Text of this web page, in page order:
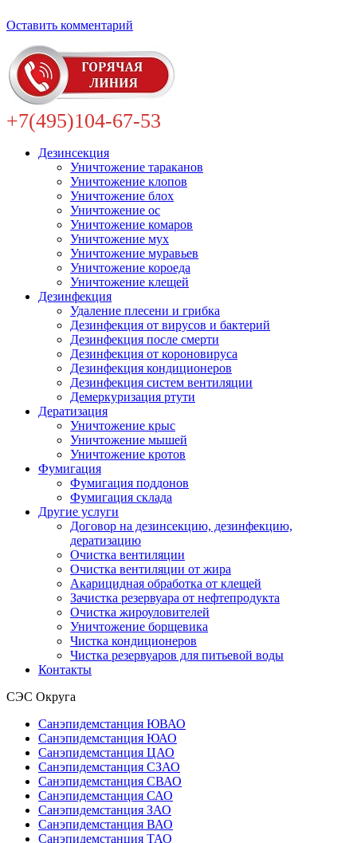
Оставить комментарий
+7(495)104-67-53
Дезинсекция
Уничтожение тараканов
Уничтожение клопов
Уничтожение блох
Уничтожение ос
Уничтожение комаров
Уничтожение мух
Уничтожение муравьев
Уничтожение короеда
Уничтожение клещей
Дезинфекция
Удаление плесени и грибка
Дезинфекция от вирусов и бактерий
Дезинфекция после смерти
Дезинфекция от короновируса
Дезинфекция кондиционеров
Дезинфекция систем вентиляции
Демеркуризация ртути
Дератизация
Уничтожение крыс
Уничтожение мышей
Уничтожение кротов
Фумигация
Фумигация поддонов
Фумигация склада
Другие услуги
Договор на дезинсекцию, дезинфекцию,
дератизацию
Очистка вентиляции
Очистка вентиляции от жира
Акарицидная обработка от клещей
Зачистка резервуара от нефтепродукта
Очистка жироуловителей
Уничтожение борщевика
Чистка кондиционеров
Чистка резервуаров для питьевой воды
Контакты
СЭС Округа
Санэпидемстанция ЮВАО
Санэпидемстанция ЮАО
Санэпидемстанция ЦАО
Санэпидемстанция СЗАО
Санэпидемстанция СВАО
Санэпидемстанция САО
Санэпидемстанция ЗАО
Санэпидемстанция ВАО
Санэпидемстанция ТАО